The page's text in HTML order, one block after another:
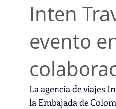
Inten
evento
La agencia de viajes
la Embajada de